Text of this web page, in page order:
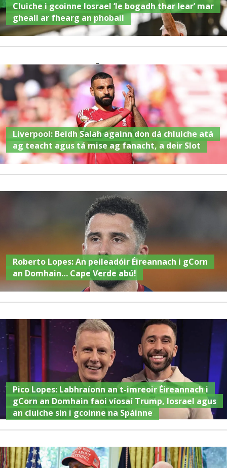
Cluiche i gcoinne Iosrael ‘le bogadh thar lear’ mar
gheall ar fhearg an phobail
Liverpool: Beidh Salah againn don dá chluiche atá
ag teacht agus tá mise ag fanacht, a deir Slot
Roberto Lopes: An peileadóir Éireannach i gCorn
an Domhain… Cape Verde abú!
Pico Lopes: Labhraíonn an t-imreoir Éireannach i
gCorn an Domhain faoi víosaí Trump, Iosrael agus
an cluiche sin i gcoinne na Spáinne